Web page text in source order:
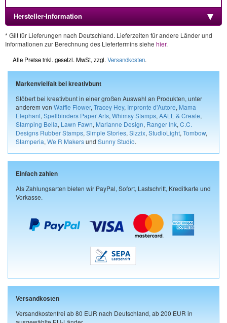
Hersteller-Information
* Gilt für Lieferungen nach Deutschland. Lieferzeiten für andere Länder und
Informationen zur Berechnung des Liefertermins siehe hier.
Alle Preise inkl. gesetzl. MwSt, zzgl. Versandkosten.
Markenvielfalt bei kreativbunt
Stöbert bei kreativbunt in einer großen Auswahl an Produkten, unter
anderem von Waffle Flower, Tracey Hey, Impronte d'Autore, Mama
Elephant, Spellbinders Paper Arts, Whimsy Stamps, AALL & Create,
Stamping Bella, Lawn Fawn, Marianne Design, Ranger Ink, C.C.
Designs Rubber Stamps, Simple Stories, Sizzix, StudioLight, Tombow,
Stamperia, We R Makersund Sunny Studio.
Einfach zahlen
Als Zahlungsarten bieten wir PayPal, Sofort, Lastschrift, Kreditkarte und
Vorkasse.
Versandkosten
Versandkostenfrei ab 80 EUR nach Deutschland, ab 200 EUR in